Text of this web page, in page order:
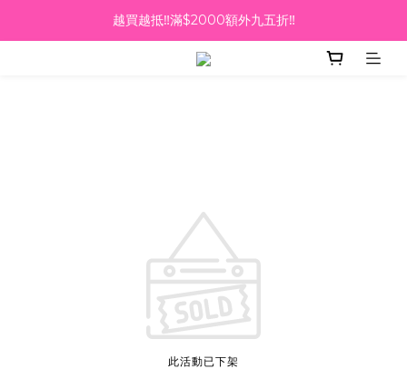
越買越抵‼️滿$2000額外九五折‼️
越買越抵‼️滿$2000額外九五折‼️
☀️【Summer Sales 盛夏狂歡】滿 $700 即減 $40！🔥
此活動已下架